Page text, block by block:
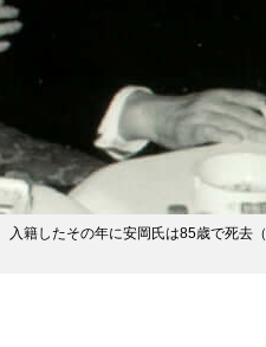
籍したその年に安岡氏は85歳で死去（